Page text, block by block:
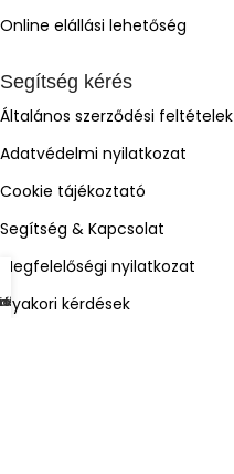
Online elállási lehetőség
Segítség kérés
Általános szerződési feltételek
Adatvédelmi nyilatkozat
Cookie tájékoztató
Segítség & Kapcsolat
Megfelelőségi nyilatkozat
Gyakori kérdések